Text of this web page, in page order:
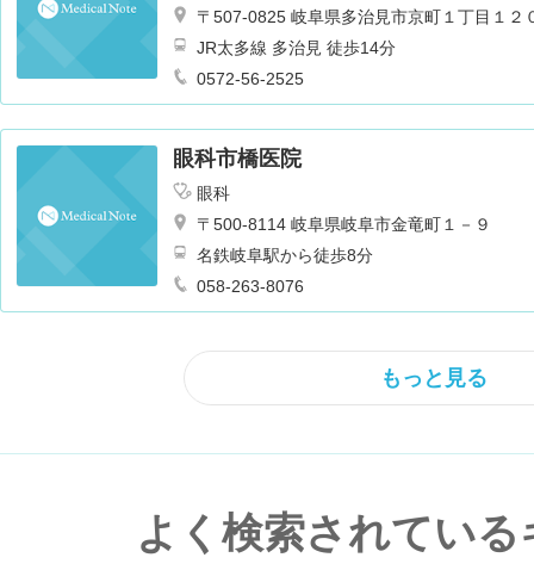
〒507-0825 岐阜県多治見市京町１丁目１２
JR太多線 多治見 徒歩14分
0572-56-2525
眼科市橋医院
眼科
〒500-8114 岐阜県岐阜市金竜町１－９
名鉄岐阜駅から徒歩8分
058-263-8076
もっと見る
よく検索されてい